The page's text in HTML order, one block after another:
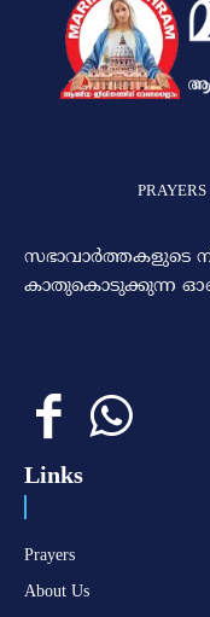
PRAYERS
സഭാവാര്‍ത്തകളുടെ
കാതുകൊടുക്കുന്ന
Links
Prayers
About Us